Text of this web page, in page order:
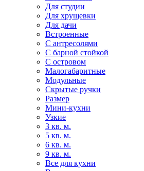
Для студии
Для хрущевки
Для дачи
Встроенные
С антресолями
С барной стойкой
С островом
Малогабаритные
Модульные
Скрытые ручки
Размер
Мини-кухни
Узкие
3 кв. м.
5 кв. м.
6 кв. м.
9 кв. м.
Все для кухни